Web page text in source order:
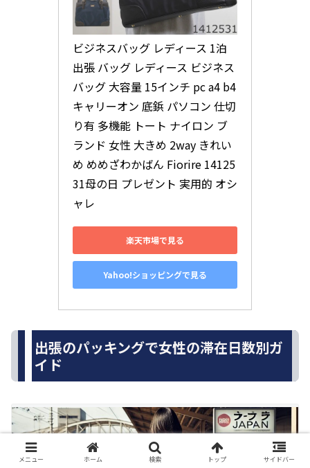
ビジネスバッグ レディース 1泊
出張 バッグ レディース ビジネス
バッグ 大容量 15インチ pc a4 b4
キャリーオン 底鋲 パソコン 仕切
り有 多機能 トート ナイロン ブ
ランド 女性 大きめ 2way きれい
め めめざわかばん Fiorire 14125
31母の日 プレゼント 実用的 オシ
ャレ
楽天市場で見る
Yahoo!ショッピングで見る
出張のパッキングで女性の滞在日数別ガ
イド
メニュー ホーム 検索 トップ サイドバー